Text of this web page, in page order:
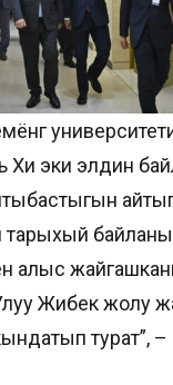
Хи эки элдин
алыс
Жибек жолу
турат”, –